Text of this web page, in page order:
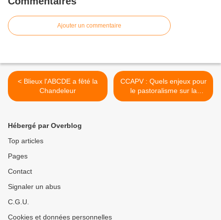
Ajouter un commentaire
< Blieux l'ABCDE a fêté la
Chandeleur
CCAPV : Quels enjeux pour
le pastoralisme sur la
CCAPV ? >
Hébergé par Overblog
Top articles
Pages
Contact
Signaler un abus
C.G.U.
Cookies et données personnelles